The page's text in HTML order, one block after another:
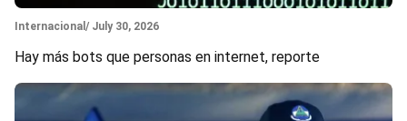
Section
Internacional / July 30, 2026
Hay más bots que personas en internet, reporte